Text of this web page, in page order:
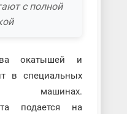
с полной
окатышей и
в специальных
машинах.
подается на